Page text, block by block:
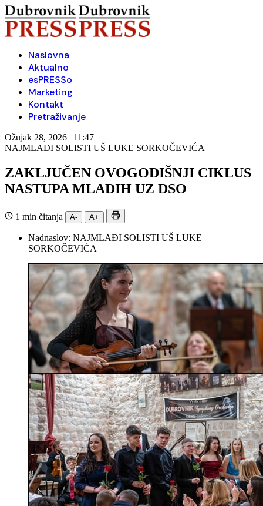
Naslovna
Aktualno
esPRESSo
Marketing
Kontakt
Pretraživanje
Ožujak 28, 2026 | 11:47
NAJMLAĐI SOLISTI UŠ LUKE SORKOČEVIĆA
ZAKLJUČEN OVOGODIŠNJI CIKLUS
NASTUPA MLADIH UZ DSO
1 min čitanja A- A+
Nadnaslov: NAJMLAĐI SOLISTI UŠ LUKE
SORKOČEVIĆA